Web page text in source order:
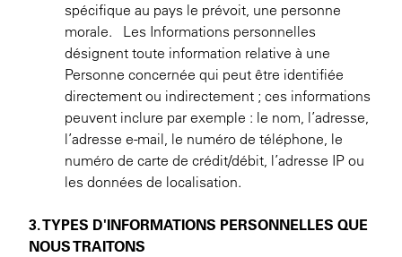
spécifique au pays le prévoit, une personne
morale. Les Informations personnelles
désignent toute information relative à une
Personne concernée qui peut être identifiée
directement ou indirectement ; ces informations
peuvent inclure par exemple : le nom, l’adresse,
l’adresse e-mail, le numéro de téléphone, le
numéro de carte de crédit/débit, l’adresse IP ou
les données de localisation.
3. TYPES D'INFORMATIONS PERSONNELLES QUE
NOUS TRAITONS